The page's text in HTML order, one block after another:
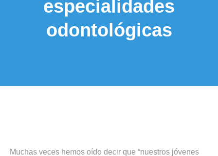
especialidades
odontológicas
Muchas veces hemos oído decir que “nuestros jóvenes